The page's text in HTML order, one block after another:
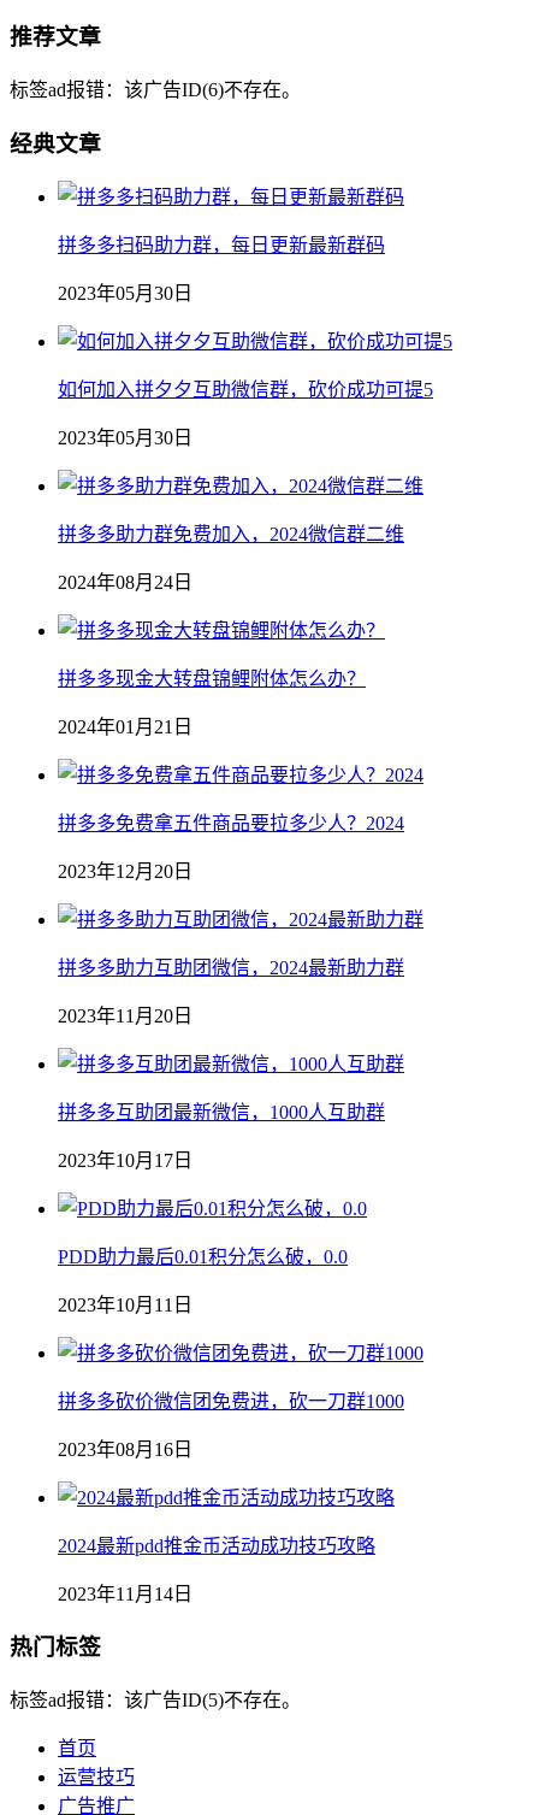
推荐文章
标签ad报错：该广告ID(6)不存在。
经典文章
拼多多扫码助力群，每日更新最新群码
2023年05月30日
如何加入拼夕夕互助微信群，砍价成功可提5
2023年05月30日
拼多多助力群免费加入，2024微信群二维
2024年08月24日
拼多多现金大转盘锦鲤附体怎么办？
2024年01月21日
拼多多免费拿五件商品要拉多少人？2024
2023年12月20日
拼多多助力互助团微信，2024最新助力群
2023年11月20日
拼多多互助团最新微信，1000人互助群
2023年10月17日
PDD助力最后0.01积分怎么破，0.0
2023年10月11日
拼多多砍价微信团免费进，砍一刀群1000
2023年08月16日
2024最新pdd推金币活动成功技巧攻略
2023年11月14日
热门标签
标签ad报错：该广告ID(5)不存在。
首页
运营技巧
广告推广